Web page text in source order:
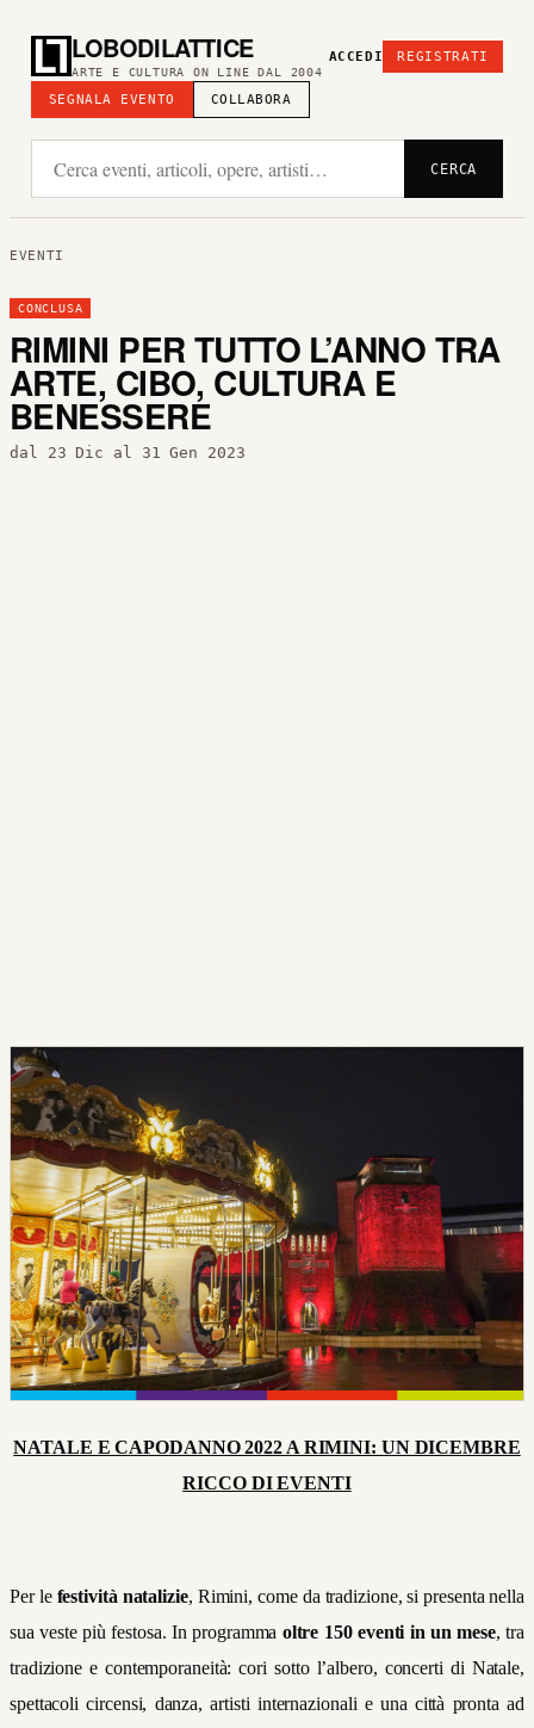
LOBODILATTICE
ARTE E CULTURA ON LINE DAL 2004
SEGNALA EVENTO COLLABORA
ACCEDI REGISTRATI
CERCA
EVENTI
CONCLUSA
RIMINI PER TUTTO L’ANNO TRA
ARTE, CIBO, CULTURA E
BENESSERE
dal 23 Dic al 31 Gen 2023
NATALE E CAPODANNO 2022 A RIMINI: UN DICEMBRE
RICCO DI EVENTI
Per le festività natalizie, Rimini, come da tradizione, si presenta nella
sua veste più festosa. In programma oltre 150 eventi in un mese, tra
tradizione e contemporaneità: cori sotto l’albero, concerti di Natale,
spettacoli circensi, danza, artisti internazionali e una città pronta ad